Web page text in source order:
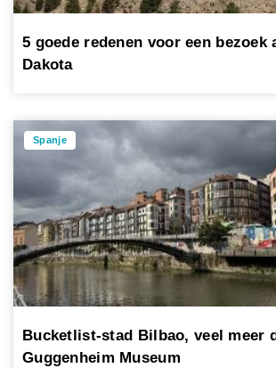
5 goede redenen voor een bezoek
Dakota
Spanje
Bucketlist-stad Bilbao, veel meer
Guggenheim Museum